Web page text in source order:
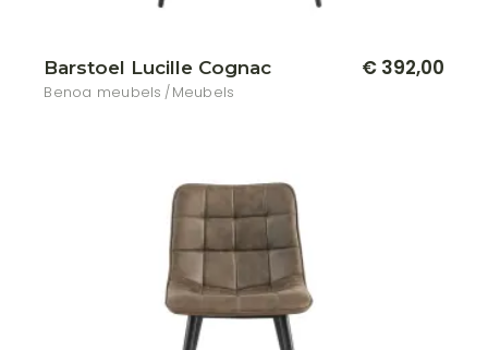
Barstoel Lucille Cognac
Benoa meubels Meubels
€392,00